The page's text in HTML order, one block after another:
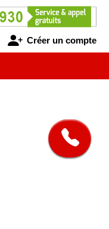
Créer un compte